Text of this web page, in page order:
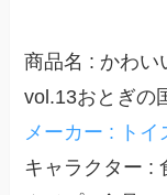
商品名 : かわい
vol.13おとぎの
メーカー : トイ
キャラクター :